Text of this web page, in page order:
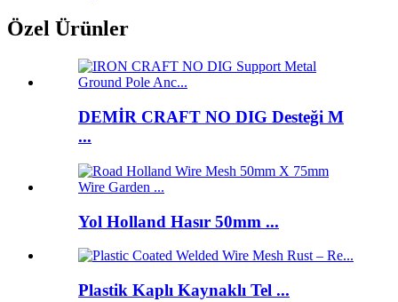
Özel Ürünler
DEMİR CRAFT NO DIG Desteği M
...
Yol Holland Hasır 50mm ...
Plastik Kaplı Kaynaklı Tel ...